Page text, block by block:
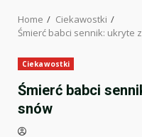
Home
Ciekawostki
Śmierć babci sennik: ukryte
Ciekawostki
Śmierć babci
snów